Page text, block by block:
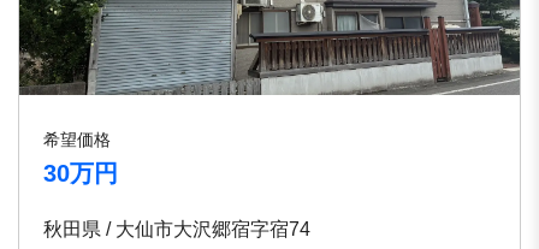
希望価格
30万円
秋田県 / 大仙市大沢郷宿字宿74